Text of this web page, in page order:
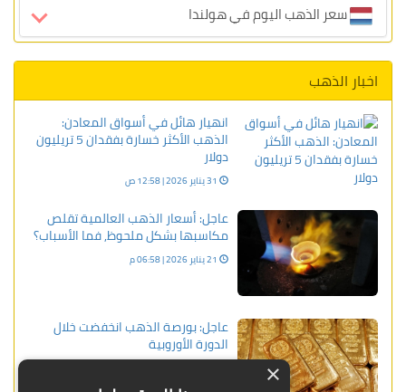
سعر الذهب اليوم في هولندا
اخبار الذهب
انهيار هائل في أسواق المعادن:
الذهب الأكثر خسارة بفقدان 5 تريليون
دولار
عاجل: أسعار الذهب العالمية تقلص
مكاسبها بشكل ملحوظ, فما الأسباب؟
عاجل: بورصة الذهب انخفضت خلال
الدورة الأوروبية
×